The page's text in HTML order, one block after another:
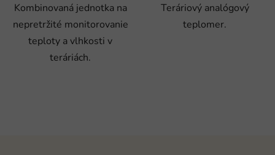
Kombinovaná jednotka na
nepretržité monitorovanie
teploty a vlhkosti v
teráriách.
Teráriový analógový
teplomer.